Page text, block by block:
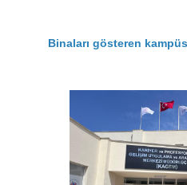
Binaları gösteren